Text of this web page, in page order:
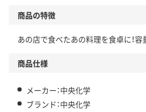
商品の特徴
あの店で食べたあの料理を食卓に！容
商品仕様
メーカー：中央化学
ブランド：中央化学